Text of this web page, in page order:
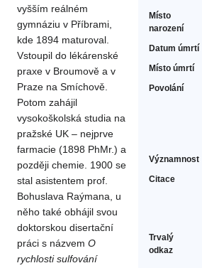
Místo
narození
Datum úmrtí
Místo úmrtí
Povolání
Významnost
Citace
Trvalý
odkaz
vyšším reálném
gymnáziu v Příbrami,
kde 1894 maturoval.
Vstoupil do lékárenské
praxe v Broumově a v
Praze na Smíchově.
Potom zahájil
vysokoškolská studia na
pražské UK – nejprve
farmacie (1898 PhMr.) a
později chemie. 1900 se
stal asistentem prof.
Bohuslava Raýmana, u
něho také obhájil svou
doktorskou disertační
práci s názvem O
rychlosti sulfování